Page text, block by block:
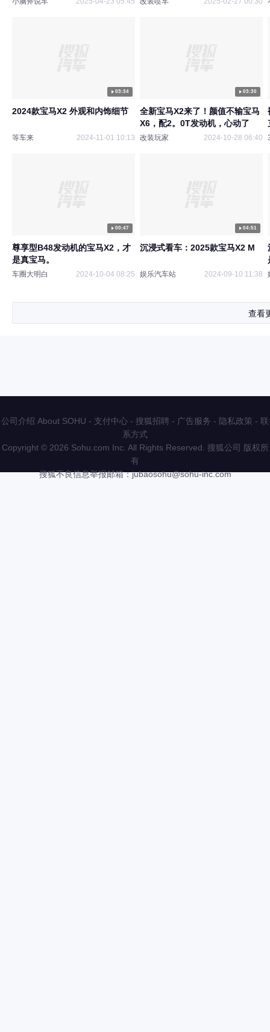
03:34
2024款宝马X2 外观和内饰细节
等车来 2024-11-01 10:13
03:30
全新宝马X2来了！颜值不输宝马
X6，配2。0T发动机，心动了
改装玩家 2024-10-28 06:40
00:47
尊享型B48发动机的宝马X2，才
是真宝马。
车圈大明白 2024-10-04 08:25
04:51
沉浸式看车：2025款宝马X2 M
娱乐汽车站 2024-09-10 11:38
查看
公司介绍 About SOHU - 支付中心 - 搜狐招聘 - 广告服务 - 隐私政策 - 联
系方式
Copyright © 2026 Sohu.com Inc. All Rights Reserved. 搜狐公司 版权所
有
搜狐不良信息举报邮箱：jubaosohu@sohu-inc.com